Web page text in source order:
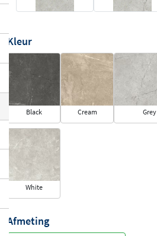
Kleur
Black Cream Grey
White
Afmeting